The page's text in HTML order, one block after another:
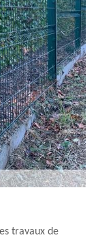
travaux de